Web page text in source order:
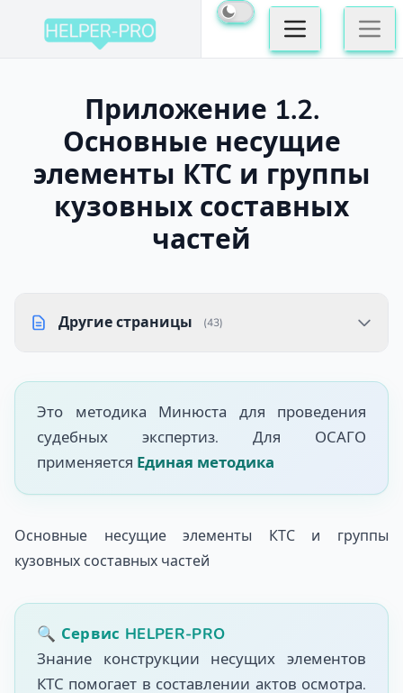
Приложение 1.2.
Основные несущие
элементы КТС и группы
кузовных составных
частей
Другие страницы (43)
Это методика Минюста для проведения
судебных экспертиз. Для ОСАГО
применяется Единая методика
Основные несущие элементы КТС и группы
кузовных составных частей
🔍 Сервис HELPER-PRO
Знание конструкции несущих элементов
КТС помогает в составлении актов осмотра.